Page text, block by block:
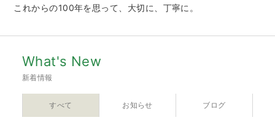
これからの100年を思って、 大切に、丁寧に。
What's New
新着情報
すべて お知らせ ブログ